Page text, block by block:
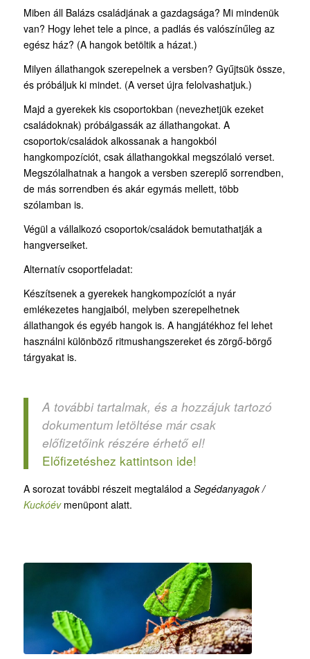
Miben áll Balázs családjának a gazdagsága? Mi mindenük
van? Hogy lehet tele a pince, a padlás és valószínűleg az
egész ház? (A hangok betöltik a házat.)
Milyen állathangok szerepelnek a versben? Gyűjtsük össze,
és próbáljuk ki mindet. (A verset újra felolvashatjuk.)
Majd a gyerekek kis csoportokban (nevezhetjük ezeket
családoknak) próbálgassák az állathangokat. A
csoportok/családok alkossanak a hangokból
hangkompozíciót, csak állathangokkal megszólaló verset.
Megszólalhatnak a hangok a versben szereplő sorrendben,
de más sorrendben és akár egymás mellett, több
szólamban is.
Végül a vállalkozó csoportok/családok bemutathatják a
hangverseiket.
Alternatív csoportfeladat:
Készítsenek a gyerekek hangkompozíciót a nyár
emlékezetes hangjaiból, melyben szerepelhetnek
állathangok és egyéb hangok is. A hangjátékhoz fel lehet
használni különböző ritmushangszereket és zörgő-börgő
tárgyakat is.
A további tartalmak, és a hozzájuk tartozó
dokumentum letöltése már csak
előfizetőink részére érhető el!
Előfizetéshez kattintson ide!
A sorozat további részeit megtalálod a Segédanyagok /
Kuckóév menüpont alatt.